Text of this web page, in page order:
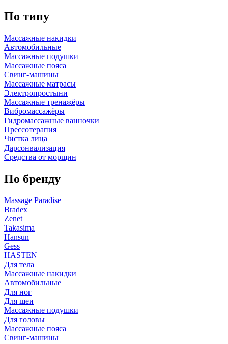
По типу
Массажные накидки
Автомобильные
Массажные подушки
Массажные пояса
Свинг-машины
Массажные матрасы
Электропростыни
Массажные тренажёры
Вибромассажёры
Гидромассажные ванночки
Прессотерапия
Чистка лица
Дарсонвализация
Средства от морщин
По бренду
Massage Paradise
Bradex
Zenet
Takasima
Hansun
Gess
HASTEN
Для тела
Массажные накидки
Автомобильные
Для ног
Для шеи
Массажные подушки
Для головы
Массажные пояса
Свинг-машины